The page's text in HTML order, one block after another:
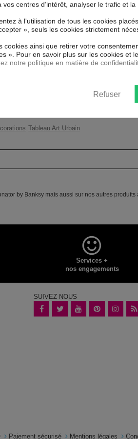
de
à
et
de
Thème
Impression
Tableau Art Urbain
by Banksy mais aussi sur nos autres
Services +
nos engagements
SUIVEZ NOUS
Paiement sécurisé Mentions légales
vos centres d’intérêt, analyser le trafic et
à l'utilisation de tous les cookies
», seuls les cookies strictement
cookies ainsi que retirer votre
». Pour en savoir plus sur les cookies et
notre politique en matière de
Refuser